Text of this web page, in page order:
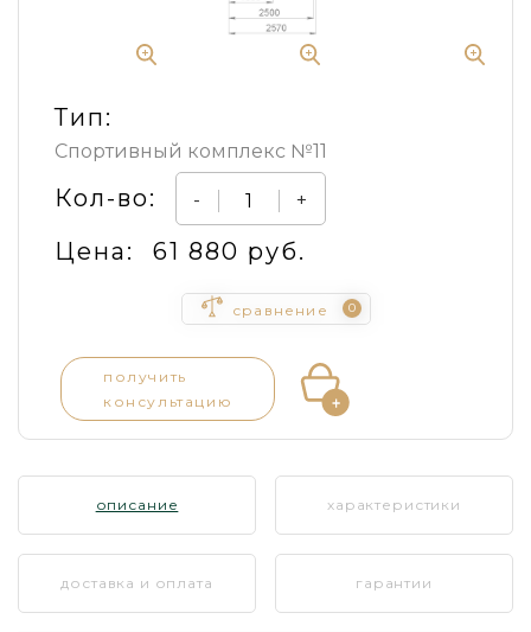
Тип:
Спортивный комплекс №11
Кол-во: - +
Цена: 61 880 руб.
сравнение 0
получить
консультацию
описание характеристики
доставка и оплата гарантии